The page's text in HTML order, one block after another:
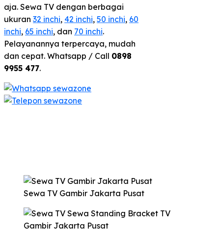
aja. Sewa TV dengan berbagai
ukuran 32 inchi, 42 inchi, 50 inchi, 60
inchi, 65 inchi, dan 70 inchi.
Pelayanannya terpercaya, mudah
dan cepat. Whatsapp / Call 0898
9955 477.
Sewa TV Gambir Jakarta Pusat